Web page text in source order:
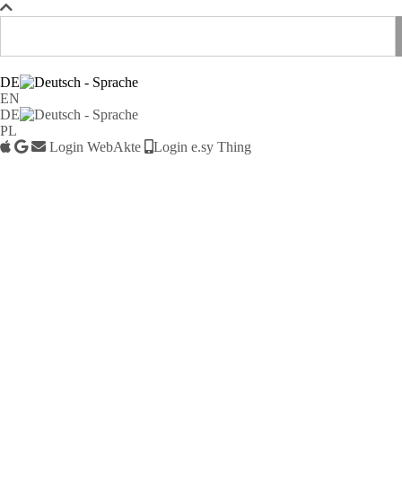
DE
EN
DE
PL
Login WebAkte
Login e.sy Thing